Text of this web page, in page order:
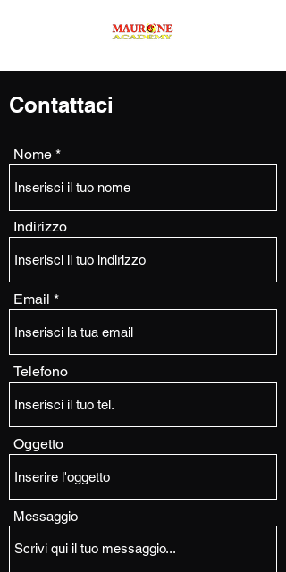
Contattaci
Nome
Indirizzo
Email
Telefono
Oggetto
Messaggio